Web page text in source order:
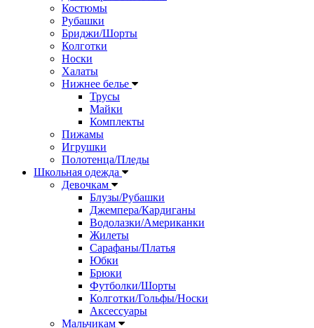
Костюмы
Рубашки
Бриджи/Шорты
Колготки
Носки
Халаты
Нижнее белье
Трусы
Майки
Комплекты
Пижамы
Игрушки
Полотенца/Пледы
Школьная одежда
Девочкам
Блузы/Рубашки
Джемпера/Кардиганы
Водолазки/Американки
Жилеты
Сарафаны/Платья
Юбки
Брюки
Футболки/Шорты
Колготки/Гольфы/Носки
Аксессуары
Мальчикам